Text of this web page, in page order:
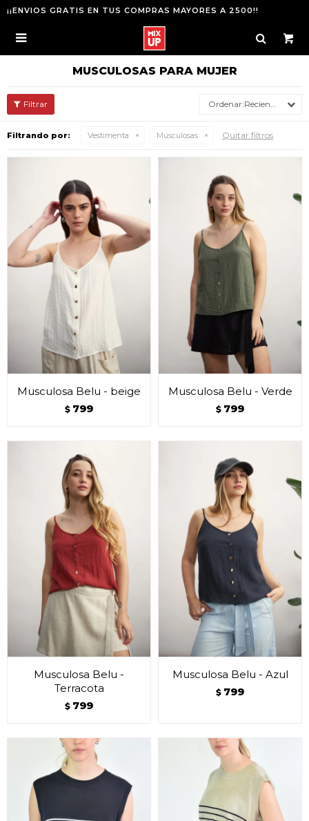
¡¡ENVIOS GRATIS EN TUS COMPRAS MAYORES A 2500!!

MUSCULOSAS PARA MUJER
Recientes
Filtrando por: Vestimenta Musculosas Quitar filtros
Musculosa Belu - beige
$ 799
Musculosa Belu - Verde
$ 799
Musculosa Belu -
Terracota
$ 799
Musculosa Belu - Azul
$ 799